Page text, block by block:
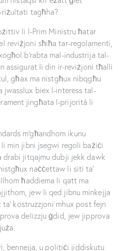
riżultati tagħha?
li l-Prim Ministru ħatar
reviżjoni sħiħa tar-regolamenti,
b’rabta mal-industrija tal-
assigurat li din ir-reviżjoni tħalli
għax ma nistgħux nibqgħu
jwasslux biex l-interess tal-
jingħata l-prijorità li
m’għandhom ikunu
min jibni jsegwi regoli bażiċi
drabi jitqajmu dubji jekk dawk
naċċettaw li siti ta’
ħaddiema li qatt ma
jew li qed jibnu minkejja
kostruzzjoni mhux post fejn
delizzju ġdid, jew jipprova
bennejja, u politiċi jiddiskutu